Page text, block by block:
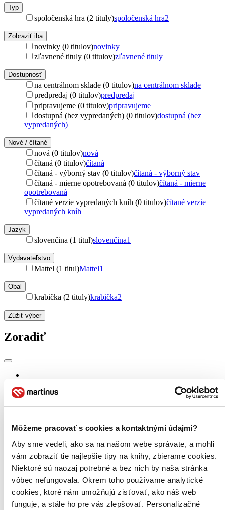
Môžeme pracovať s cookies a kontaktnými údajmi?
Aby sme vedeli, ako sa na našom webe správate, a mohli
vám zobraziť tie najlepšie tipy na knihy, zbierame cookies.
Niektoré sú naozaj potrebné a bez nich by naša stránka
vôbec nefungovala. Okrem toho používame analytické
cookies, ktoré nám umožňujú zisťovať, ako náš web
funguje, a stále ho pre vás zlepšovať. Personalizačné
Typ
spoločenská hra (2 tituly)spoločenská hra2
Zobraziť iba
novinky (0 titulov)novinky
zľavnené tituly (0 titulov)zľavnené tituly
Dostupnosť
na centrálnom sklade (0 titulov)na centrálnom sklade
predpredaj (0 titulov)predpredaj
pripravujeme (0 titulov)pripravujeme
dostupná (bez vypredaných) (0 titulov)dostupná (bez
vypredaných)
Nové / čítané
nová (0 titulov)nová
čítaná (0 titulov)čítaná
čítaná - výborný stav (0 titulov)čítaná - výborný stav
čítaná - mierne opotrebovaná (0 titulov)čítaná - mierne
opotrebovaná
čítané verzie vypredaných kníh (0 titulov)čítané verzie
vypredaných kníh
Jazyk
slovenčina (1 titul)slovenčina1
Vydavateľstvo
Mattel (1 titul)Mattel1
Obal
krabička (2 tituly)krabička2
Zúžiť výber
Zoradiť
Top hodnotené
Najvyššia zľava